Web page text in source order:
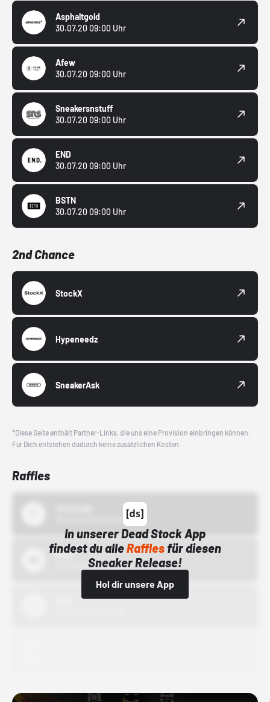
Asphaltgold
30.07.20 09:00 Uhr
Afew
30.07.20 09:00 Uhr
Sneakersnstuff
30.07.20 09:00 Uhr
END
30.07.20 09:00 Uhr
BSTN
30.07.20 09:00 Uhr
2nd Chance
StockX
Hypeneedz
SneakerAsk
*Diese Seite enthält Partner-Links, die uns eine Provision einbringen können.
Für Dich entstehen dadurch keine zusätzlichen Kosten.
Raffles
In unserer Dead Stock App
findest du alleRafflesfür diesen
Sneaker Release!
Hol dir unsere App
Bstn
01.10.22 00:00 Uhr